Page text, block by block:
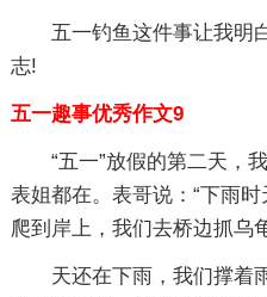
五一钓鱼这件事让我明
志!
五一趣事优秀作文9
“五一”放假的第二天，
表姐都在。表哥说：“下雨
爬到岸上，我们去桥边抓乌
天还在下雨，我们撑着